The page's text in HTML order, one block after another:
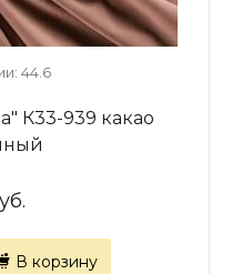
44.6
К33-939 какао
В корзину